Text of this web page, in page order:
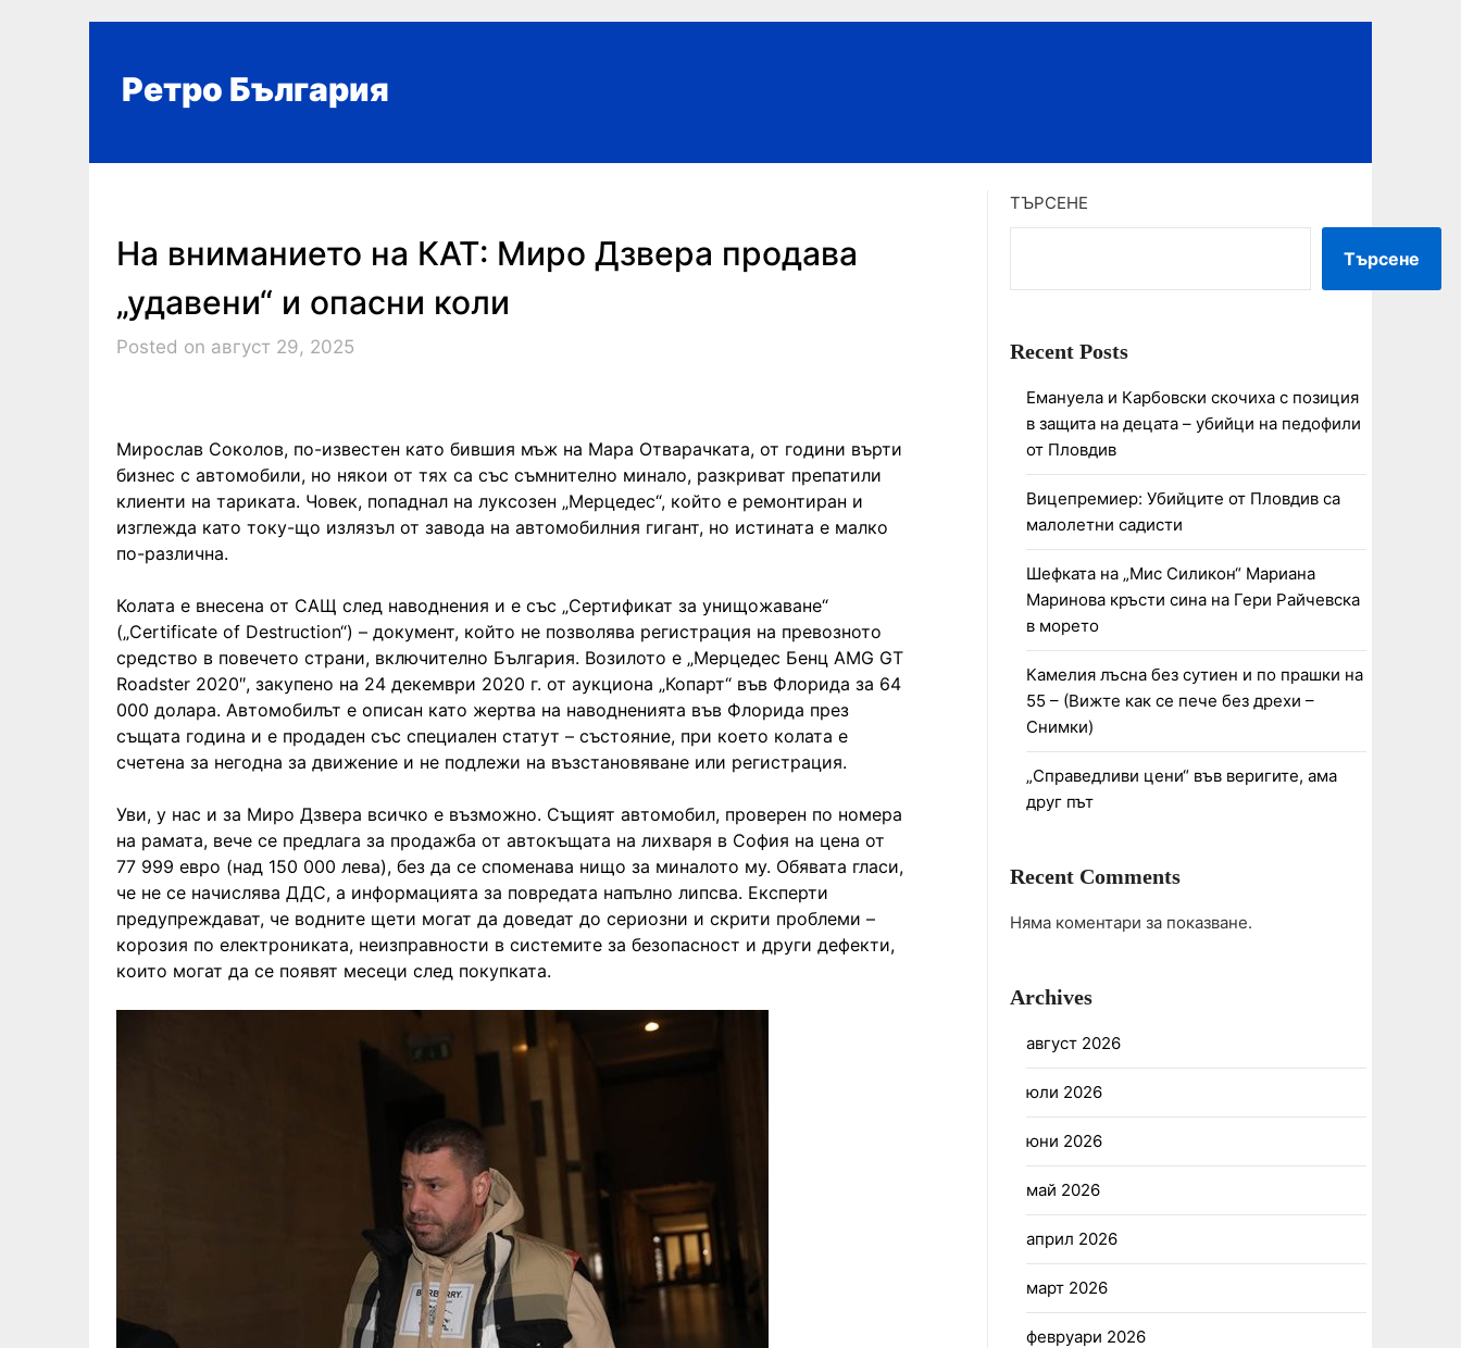
Ретро България
На вниманието на КАТ: Миро Дзвера продава
„удавени“ и опасни коли
Posted on август 29, 2025
Мирослав Соколов, по-известен като бившия мъж на Мара Отварачката, от години върти
бизнес с автомобили, но някои от тях са със съмнително минало, разкриват препатили
клиенти на тариката. Човек, попаднал на луксозен „Мерцедес“, който е ремонтиран и
изглежда като току-що излязъл от завода на автомобилния гигант, но истината е малко
по-различна.
Колата е внесена от САЩ след наводнения и е със „Сертификат за унищожаване“
(„Certificate of Destruction“) – документ, който не позволява регистрация на превозното
средство в повечето страни, включително България. Возилото е „Мерцедес Бенц АМG GТ
Roadster 2020″, закупено на 24 декември 2020 г. от аукциона „Копарт“ във Флорида за 64
000 долара. Автомобилът е описан като жертва на наводненията във Флорида през
същата година и е продаден със специален статут – състояние, при което колата е
счетена за негодна за движение и не подлежи на възстановяване или регистрация.
Уви, у нас и за Миро Дзвера всичко е възможно. Същият автомобил, проверен по номера
на рамата, вече се предлага за продажба от автокъщата на лихваря в София на цена от
77 999 евро (над 150 000 лева), без да се споменава нищо за миналото му. Обявата гласи,
че не се начислява ДДС, а информацията за повредата напълно липсва. Експерти
предупреждават, че водните щети могат да доведат до сериозни и скрити проблеми –
корозия по електрониката, неизправности в системите за безопасност и други дефекти,
които могат да се появят месеци след покупката.
ТЪРСЕНЕ
Търсене
Recent Posts
Емануела и Карбовски скочиха с позиция
в защита на децата – убийци на педофили
от Пловдив
Вицепремиер: Убийците от Пловдив са
малолетни садисти
Шефката на „Мис Силикон“ Мариана
Маринова кръсти сина на Гери Райчевска
в морето
Камелия лъсна без сутиен и по прашки на
55 – (Вижте как се пече без дрехи –
Снимки)
„Справедливи цени“ във веригите, ама
друг път
Recent Comments
Няма коментари за показване.
Archives
август 2026
юли 2026
юни 2026
май 2026
април 2026
март 2026
февруари 2026